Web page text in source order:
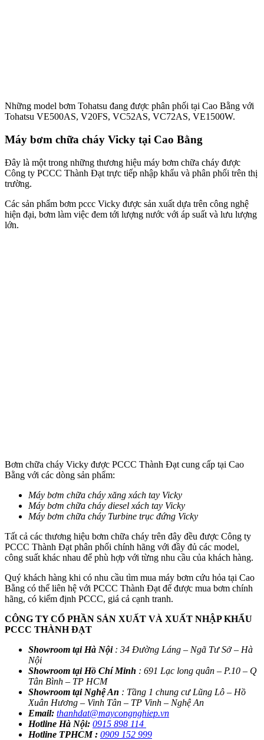
Những model bơm Tohatsu đang được phân phối tại Cao Bằng với
Tohatsu VE500AS, V20FS, VC52AS, VC72AS, VE1500W.
Máy bơm chữa cháy Vicky tại Cao Bằng
Đây là một trong những thương hiệu máy bơm chữa cháy được
Công ty PCCC Thành Đạt trực tiếp nhập khẩu và phân phối trên thị
trường.
Các sản phẩm bơm pccc Vicky được sản xuất dựa trên công nghệ
hiện đại, bơm làm việc đem tới lượng nước với áp suất và lưu lượng
lớn.
Bơm chữa cháy Vicky được PCCC Thành Đạt cung cấp tại Cao
Bằng với các dòng sản phẩm:
Máy bơm chữa cháy xăng xách tay Vicky
Máy bơm chữa cháy diesel xách tay Vicky
Máy bơm chữa cháy Turbine trục đứng Vicky
Tất cả các thương hiệu bơm chữa cháy trên đây đều được Công ty
PCCC Thành Đạt phân phối chính hãng với đầy đủ các model,
công suất khác nhau để phù hợp với từng nhu cầu của khách hàng.
Quý khách hàng khi có nhu cầu tìm mua máy bơm cứu hỏa tại Cao
Bằng có thể liên hệ với PCCC Thành Đạt để được mua bơm chính
hãng, có kiểm định PCCC, giá cả cạnh tranh.
CÔNG TY CỔ PHẦN SẢN XUẤT VÀ XUẤT NHẬP KHẨU
PCCC THÀNH ĐẠT
Showroom tại Hà Nội: 34 Đường Láng – Ngã Tư Sở – Hà
Nội
Showroom tại Hồ Chí Minh : 691 Lạc long quân – P.10 – Q
Tân Bình – TP HCM
Showroom tại Nghệ An : Tầng 1 chung cư Lũng Lô – Hồ
Xuân Hương – Vinh Tân – TP Vinh – Nghệ An
Email: thanhdat@maycongnghiep.vn
Hotline Hà Nội: 0915 898 114
Hotline TPHCM : 0909 152 999